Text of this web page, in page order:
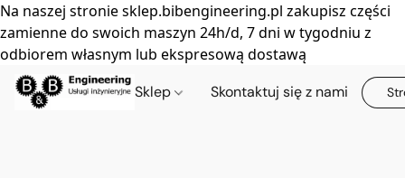
Na naszej stronie sklep.bibengineering.pl zakupisz części
zamienne do swoich maszyn 24h/d, 7 dni w tygodniu z
odbiorem własnym lub ekspresową dostawą
Sklep Skontaktuj się z nami